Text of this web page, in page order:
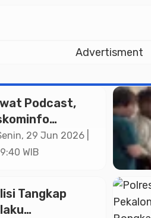
Advertisment
Podcast,
Ajak
29 Jun 2026 |
WIB
Tangkap